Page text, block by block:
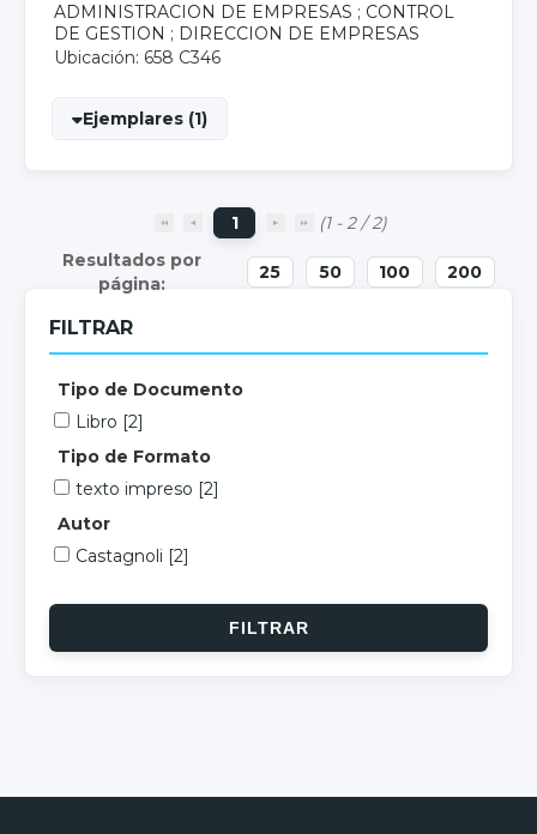
ADMINISTRACION DE EMPRESAS ; CONTROL
DE GESTION ; DIRECCION DE EMPRESAS
Ubicación: 658 C346
Ejemplares (1)
1 (1 - 2 / 2)
25 50 100 200
FILTRAR
Tipo de Documento
Libro [2]
Tipo de Formato
texto impreso [2]
Autor
Castagnoli [2]